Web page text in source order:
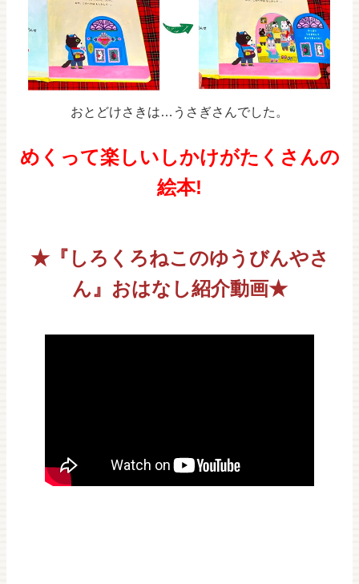
おとどけさきは…うさぎさんでした。
めくって楽しいしかけがたくさんの
絵本!
★『しろくろねこのゆうびんやさ
ん』おはなし紹介動画★